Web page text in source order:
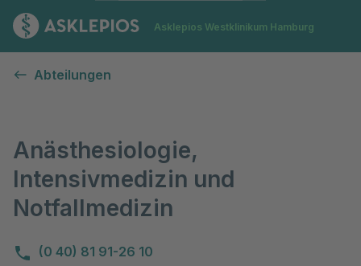
Zur Startseite
Asklepios Westklinikum Hamburg
Abteilungen
Anästhesiologie,
Intensivmedizin und
Notfallmedizin
(0 40) 81 91-26 10